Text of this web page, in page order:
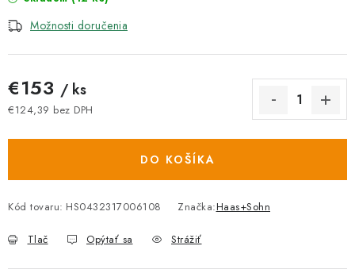
Možnosti doručenia
€153 / ks
€124,39 bez DPH
DO KOŠÍKA
Kód tovaru: HS0432317006108 Značka:Haas+Sohn
Tlač Opýtať sa Strážiť